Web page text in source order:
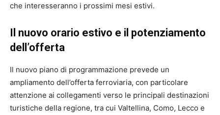
che interesseranno i prossimi mesi estivi.
Il nuovo orario estivo e il potenziamento
dell’offerta
Il nuovo piano di programmazione prevede un
ampliamento dell’offerta ferroviaria, con particolare
attenzione ai collegamenti verso le principali destinazioni
turistiche della regione, tra cui Valtellina, Como, Lecco e